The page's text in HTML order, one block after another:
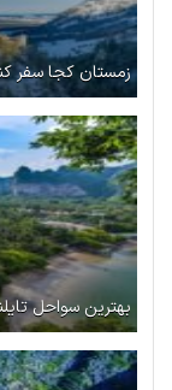
زمستان کجا سفر
بهترین سواحل